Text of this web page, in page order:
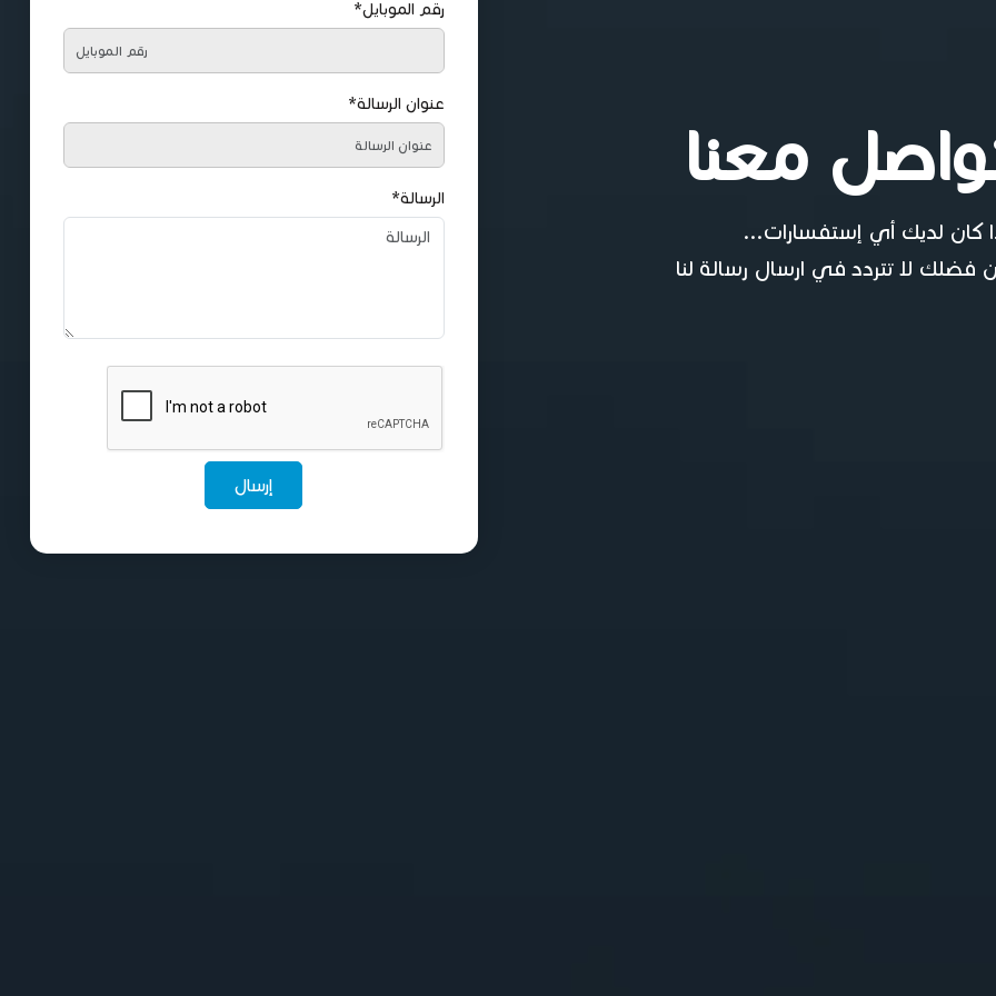
معنا
كان لديك أي إستفسارات...
فضلك لا تتردد في ارسال رسالة لنا
رقم الموبايل*
عنوان الرسالة*
الرسالة*
إرسال